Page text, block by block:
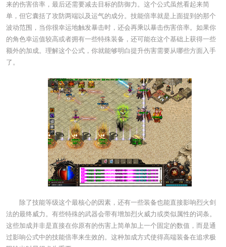
来的伤害倍率，最后还需要减去目标的防御力。这个公式虽然看起来简
单，但它囊括了攻防两端以及运气的成分。技能倍率就是上面提到的那个
波动范围，当你很幸运地触发暴击时，还会再乘以暴击伤害倍率。如果你
的角色幸运值较高或者拥有一些特殊装备，还可能在这个基础上获得一些
额外的加成。理解这个公式，你就能够明白提升伤害需要从哪些方面入手
了。
除了技能等级这个最核心的因素，还有一些装备也能直接影响烈火剑
法的最终威力。有些特殊的武器会带有增加烈火威力或类似属性的词条。
这些加成并非是直接在你原有的伤害上简单加上一个固定的数值，而是通
过影响公式中的技能倍率来生效的。这种加成方式使得高端装备在追求极